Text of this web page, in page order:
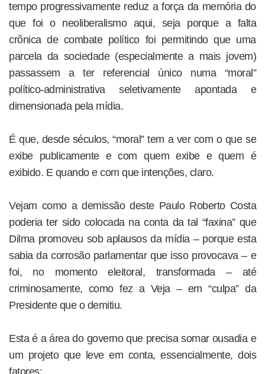
tempo progressivamente reduz a força da memória do
que foi o neoliberalismo aqui, seja porque a falta
crônica de combate político foi permitindo que uma
parcela da sociedade (especialmente a mais jovem)
passassem a ter referencial único numa “moral”
político-administrativa seletivamente apontada e
dimensionada pela mídia.
É que, desde séculos, “moral” tem a ver com o que se
exibe publicamente e com quem exibe e quem é
exibido. E quando e com que intenções, claro.
Vejam como a demissão deste Paulo Roberto Costa
poderia ter sido colocada na conta da tal “faxina” que
Dilma promoveu sob aplausos da mídia – porque esta
sabia da corrosão parlamentar que isso provocava – e
foi, no momento eleitoral, transformada – até
criminosamente, como fez a Veja – em “culpa” da
Presidente que o demitiu.
Esta é a área do governo que precisa somar ousadia e
um projeto que leve em conta, essencialmente, dois
fatores: